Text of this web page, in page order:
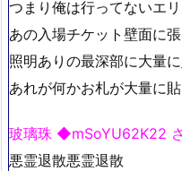
つまり俺は行ってないエ
あの入場チケット壁面に
照明ありの最深部に大量
あれが何かお札が大量に
玻璃珠 ◆mSoYU62K22
悪霊退散悪霊退散